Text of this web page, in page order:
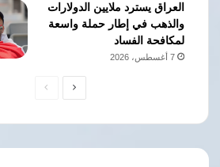
العراق يسترد ملايين الدولارات
والذهب في إطار حملة واسعة
لمكافحة الفساد
7 أغسطس، 2026
الصفحةالصفحة